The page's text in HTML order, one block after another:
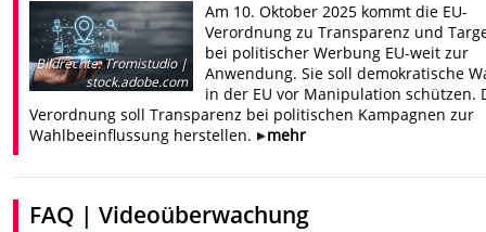
Bildrechte:Tromistudio |
stock.adobe.com
Am 10. Oktober 2025 kommt die EU-
Verordnung zu Transparenz und
bei politischer Werbung EU-weit zur
Anwendung. Sie soll demokratische
in der EU vor Manipulation schützen.
Verordnung soll Transparenz bei politischen Kampagnen zur
Wahlbeeinflussung herstellen.
mehr
FAQ | Videoüberwachung